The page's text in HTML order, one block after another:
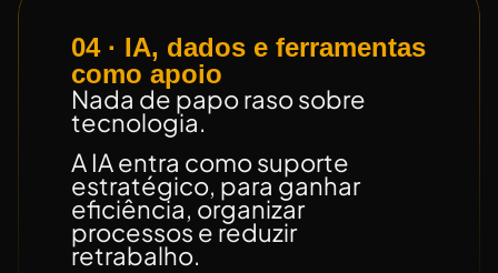
04 · IA, dados e ferramentas
como apoio
Nada de papo raso sobre
tecnologia.
A IA entra como suporte
estratégico, para ganhar
eficiência, organizar
processos e reduzir
retrabalho.